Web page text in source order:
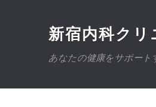
新宿内科ク
あなたの健康をサポート